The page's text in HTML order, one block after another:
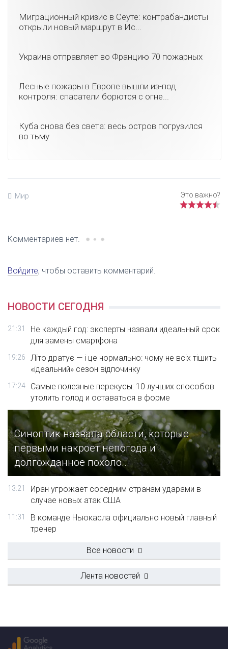
Миграционный кризис в Сеуте: контрабандисты
открыли новый маршрут в Ис...
Украина отправляет во Францию 70 пожарных
Лесные пожары в Европе вышли из-под
контроля: спасатели борются с огне...
Куба снова без света: весь остров погрузился
во тьму
Мир
Комментариев нет.
Войдите, чтобы оставить комментарий.
НОВОСТИ СЕГОДНЯ
21:31
Не каждый год: эксперты назвали идеальный срок
для замены смартфона
19:26
Літо дратує — і це нормально: чому не всіх тішить
«ідеальний» сезон відпочинку
17:24
Самые полезные перекусы: 10 лучших способов
утолить голод и оставаться в форме
Синоптик назвала области, которые
первыми накроет непогода и
долгожданное похоло...
13:21
Иран угрожает соседним странам ударами в
случае новых атак США
11:31
В команде Ньюкасла официально новый главный
тренер
Все новости
Лента новостей